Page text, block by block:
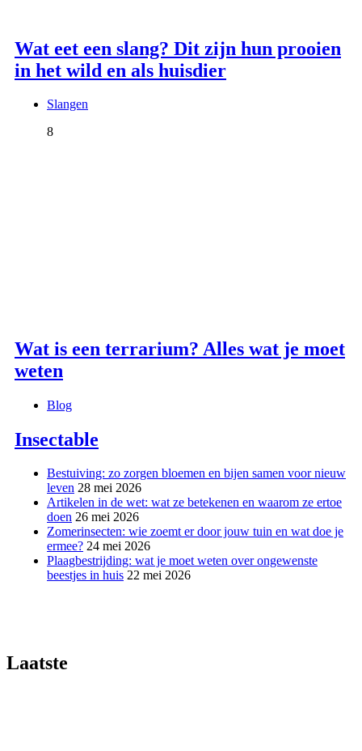
Wat eet een slang? Dit zijn hun prooien
in het wild en als huisdier
Slangen
8
Wat is een terrarium? Alles wat je moet
weten
Blog
Insectable
Bestuiving: zo zorgen bloemen en bijen samen voor nieuw
leven 28 mei 2026
Artikelen in de wet: wat ze betekenen en waarom ze ertoe
doen 26 mei 2026
Zomerinsecten: wie zoemt er door jouw tuin en wat doe je
ermee? 24 mei 2026
Plaagbestrijding: wat je moet weten over ongewenste
beestjes in huis 22 mei 2026
Laatste